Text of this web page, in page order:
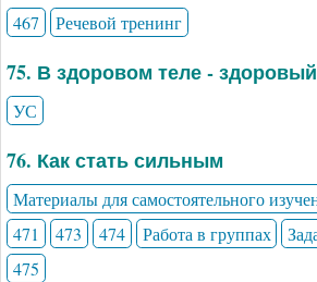
467 Речевой тренинг
75. В здоровом теле -
УС
76. Как стать сильным
Материалы для самостоятельного
471
473 474 Работа в группах
475